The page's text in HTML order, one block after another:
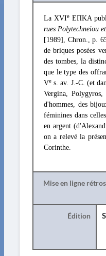
La XVIe ΕΠΚΑ
rues Polytechneiou
[1989], Chron., p.
de briques posées
des tombes, la
que le type des
Ve s. av. J.-C. (et
Vergina,
d'hommes, des
féminines dans
en argent
on a relevé la
Corinthe.
Mise en ligne
Édition